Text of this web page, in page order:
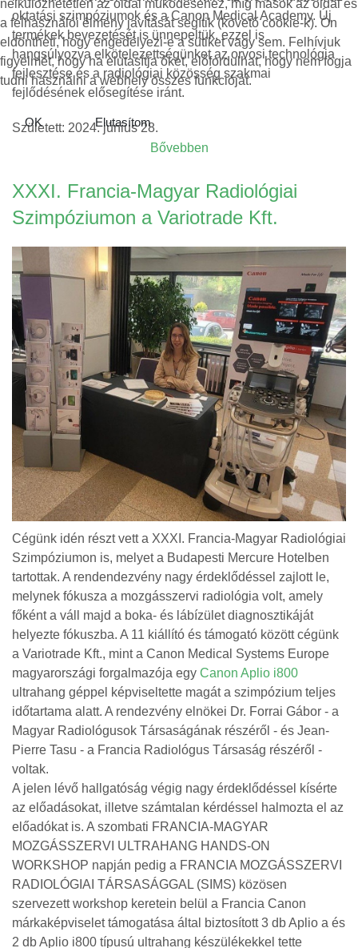
oktatási szimpóziumok és a Canon Medical Academy. Új
termékek bevezetését is ünnepeltük, ezzel is
hangsúlyozva elkötelezettségünket az orvosi technológia
fejlesztése és a radiológiai közösség szakmai
fejlődésének elősegítése iránt.
Született: 2024. június 28.
XXXI. Francia-Magyar Radiológiai
Szimpóziumon a Variotrade Kft.
Cégünk idén részt vett a XXXI. Francia-Magyar Radiológiai
Szimpóziumon is, melyet a Budapesti Mercure Hotelben
tartottak. A rendendezvény nagy érdeklődéssel zajlott le,
melynek fókusza a mozgásszervi radiológia volt, amely
főként a váll majd a boka- és lábízület diagnosztikáját
helyezte fókuszba. A 11 kiállító és támogató között cégünk
a Variotrade Kft., mint a Canon Medical Systems Europe
magyarországi forgalmazója egy Canon Aplio i800
ultrahang géppel képviseltette magát a szimpózium teljes
időtartama alatt. A rendezvény elnökei Dr. Forrai Gábor - a
Magyar Radiológusok Társaságának részéről - és Jean-
Pierre Tasu - a Francia Radiológus Társaság részéről -
voltak.
A jelen lévő hallgatóság végig nagy érdeklődéssel kísérte
az előadásokat, illetve számtalan kérdéssel halmozta el az
előadókat is. A szombati FRANCIA-MAGYAR
MOZGÁSSZERVI ULTRAHANG HANDS-ON
WORKSHOP napján pedig a FRANCIA MOZGÁSSZERVI
RADIOLÓGIAI TÁRSASÁGGAL (SIMS) közösen
szervezett workshop keretein belül a Francia Canon
márkaképviselet támogatása által biztosított 3 db Aplio a és
2 db Aplio i800 típusú ultrahang készülékekkel tette
nélkülözhetetlen az oldal működéséhez, míg mások az oldal és
a felhasználói élmény javítását segítik (követő cookie-k). Ön
eldöntheti, hogy engedélyezi-e a sütiket vagy sem. Felhívjuk
figyelmét, hogy ha elutasítja őket, előfordulhat, hogy nem fogja
tudni használni a webhely összes funkcióját.
OK
Elutasítom
Bővebben